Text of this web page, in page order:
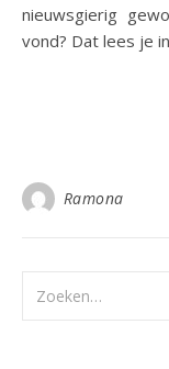
nieuwsgierig
vond? Dat lees je
Ramona